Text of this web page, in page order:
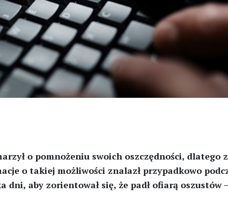
o pomnożeniu swoich oszczędności, dlatego
o takiej możliwości znalazł przypadkowo
aby zorientował się, że padł ofiarą oszustów